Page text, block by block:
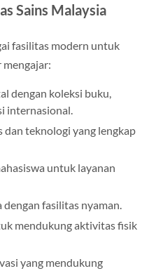
Sains Malaysia
fasilitas modern untuk
mengajar:
dengan koleksi buku,
internasional.
dan teknologi yang lengkap
untuk layanan
fasilitas nyaman.
mendukung aktivitas fisik
yang mendukung